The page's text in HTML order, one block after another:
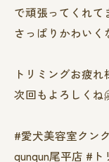
で頑張ってくれて
さっぱりかわいく
トリミングお疲
次回もよろしくね
#愛犬美容室クン
qunqun尾平店 #